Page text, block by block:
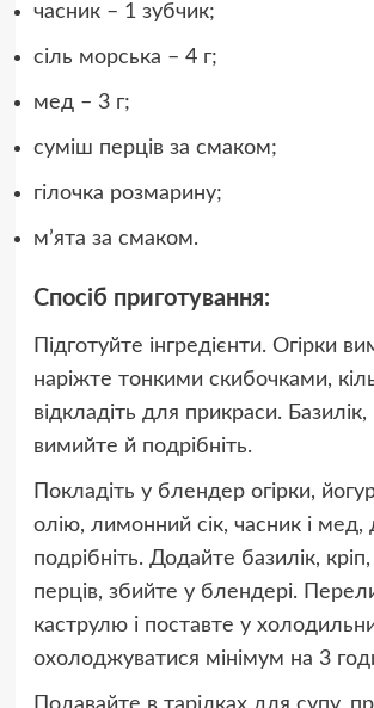
часник – 1 зубчик;
сіль морська – 4 г;
мед – 3 г;
суміш перців за смаком;
гілочка розмарину;
мʼята за смаком.
Спосіб приготування:
Підготуйте інгредієнти. Огірки
наріжте тонкими скибочками,
відкладіть для прикраси. Базилік,
вимийте й подрібніть.
Покладіть у блендер огірки,
олію, лимонний сік, часник і мед,
подрібніть. Додайте базилік, кріп,
перців, збийте у блендері.
каструлю і поставте у
охолоджуватися мінімум на 3